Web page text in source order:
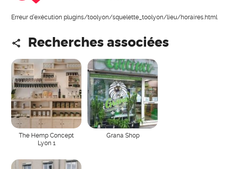
Erreur d’exécution plugins/toolyon/squelette_toolyon/lieu/horaires.html
Recherches associées
The Hemp Concept
Lyon 1
Grana Shop